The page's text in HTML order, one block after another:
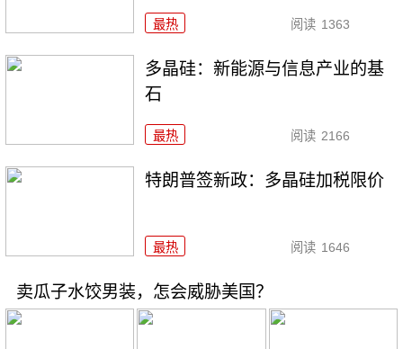
最热 阅读 1363
多晶硅：新能源与信息产业的基
石
最热 阅读 2166
特朗普签新政：多晶硅加税限价
最热 阅读 1646
卖瓜子水饺男装，怎会威胁美国？